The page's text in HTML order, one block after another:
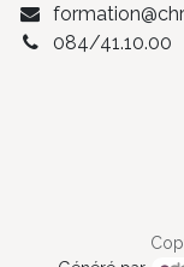
084/41.10.00